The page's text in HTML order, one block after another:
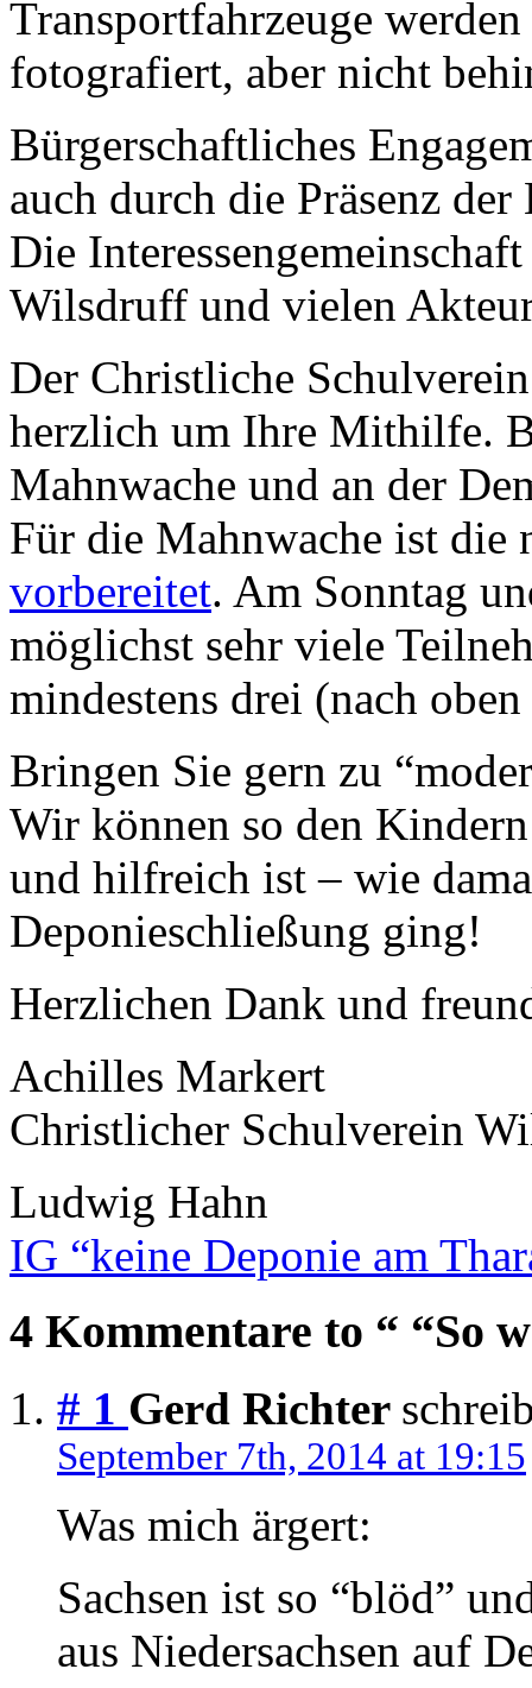
Transportfahrzeuge
fotografiert, aber nicht
Bürgerschaftliches
auch durch die Präsenz
Die
Wilsdruff und vielen
Der Christliche
herzlich um Ihre Mithilfe.
Mahnwache und an der
Für die Mahnwache ist die
vorbereitet. Am Sonntag
möglichst sehr viele
mindestens drei (nach
Bringen Sie gern zu
Wir können so den
und hilfreich ist – wie
Deponieschließung ging!
Herzlichen Dank und
Achilles Markert
Christlicher Schulverein
Ludwig Hahn
IG “keine Deponie am
4 Kommentare to “ “So
# 1 Gerd Richter
September 7th, 2014 at 19:15
Was mich ärgert:
Sachsen ist so “blöd”
aus Niedersachsen auf